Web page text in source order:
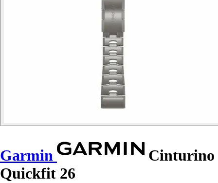
Garmin
Cinturino
Quickfit 26